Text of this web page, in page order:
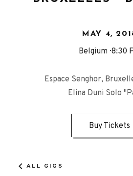
MAY 4,
Belgium 8:30
Espace Senghor,
Elina Duni Solo
Buy Tickets
ALL GIGS